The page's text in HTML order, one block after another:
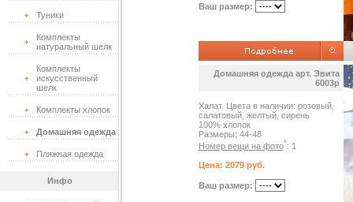
Туники
Комплекты
натуральный шелк
Комплекты
искусственный
шелк
Комплекты хлопок
Домашняя одежда
Пляжная одежда
Инфо
Ваш размер:
Домашняя одежда арт. Эвита
6003р
Халат. Цвета в наличии: розовый,
салатовый, желтый, сирень
100% хлопок
Размеры: 44-48
Номер вещи на фото*: 1
Цена: 2079 руб.
Ваш размер: